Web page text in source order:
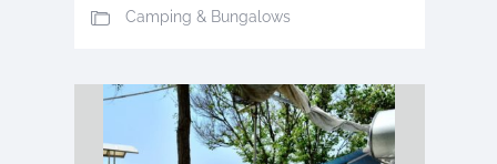
Camping & Bungalows